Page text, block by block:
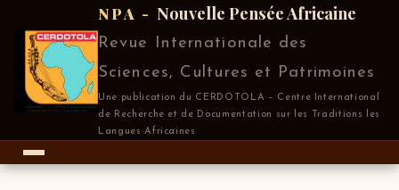
NPA -Nouvelle Pensée Africaine
Revue Internationale des
Sciences, Cultures et Patrimoines
Une publication du CERDOTOLA – Centre International
de Recherche et de Documentation sur les Traditions les
Langues Africaines